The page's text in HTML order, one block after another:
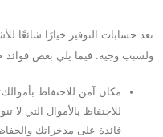
تعد حسابات التوفير خيارًا شائعًا
ولسبب وجيه. فيما يلي بعض فوائد
مكان آمن للاحتفاظ
للاحتفاظ بالأموال التي
فائدة على مدخراتك